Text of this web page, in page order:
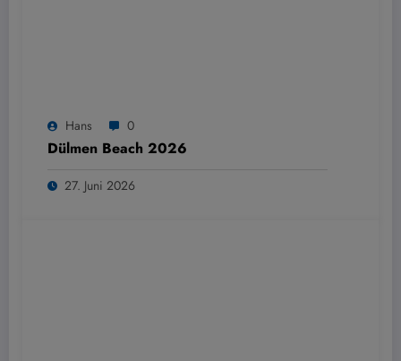
Hans 0
Dülmen Beach 2026
27. Juni 2026